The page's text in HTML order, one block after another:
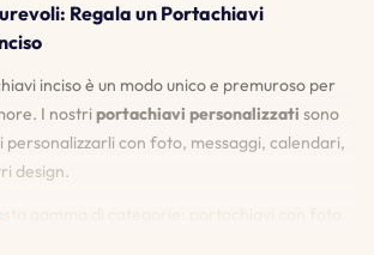
Regala un Portachiavi
inciso è un modo unico e premuroso per
I nostriportachiavi personalizzati sono
personalizzarli con foto, messaggi, calendari,
design.
gamma di categorie: portachiavi con foto